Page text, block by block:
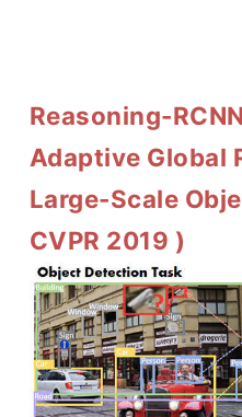
Reasoning-
Adaptive Global
Large-Scale
CVPR 2019 )